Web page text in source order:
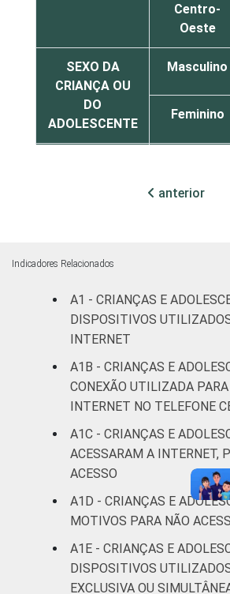
Centro-
Oeste
SEXO DA
CRIANÇA OU
DO
ADOLESCENTE
Masculino
Feminino
I
Médio ou
mais
DA CRIANÇA
OU DO
ADOLESCENTE
anos
De 11 a 12
anos
De 13 a 14
anos
De 15 a 17
anos
RENDA
Até 1 SM
anterior
Indicadores Relacionados
A1 - CRIANÇAS E
DISPOSITIVOS
INTERNET
A1B - CRIANÇAS E
CONEXÃO UTILIZADA
INTERNET NO TELEFONE
A1C - CRIANÇAS E
ACESSARAM A INTERNET,
ACESSO
A1D - CRIANÇAS E
MOTIVOS PARA NÃO
A1E - CRIANÇAS E
DISPOSITIVOS
EXCLUSIVA OU